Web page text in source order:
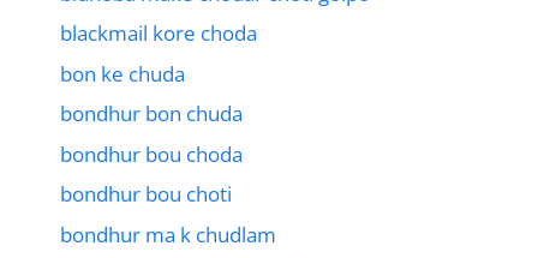
blackmail kore choda
bon ke chuda
bondhur bon chuda
bondhur bou choda
bondhur bou choti
bondhur ma k chudlam